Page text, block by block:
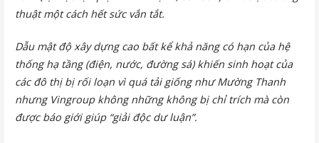
thuật một cách hết sức vắn tắt.
Dẫu mật độ xây dựng cao bất kể khả năng có hạn của hệ
thống hạ tầng (điện, nước, đường sá) khiến sinh hoạt của
các đô thị bị rối loạn vì quá tải giống như Mường Thanh
nhưng Vingroup không những không bị chỉ trích mà còn
được báo giới giúp “giải độc dư luận”.